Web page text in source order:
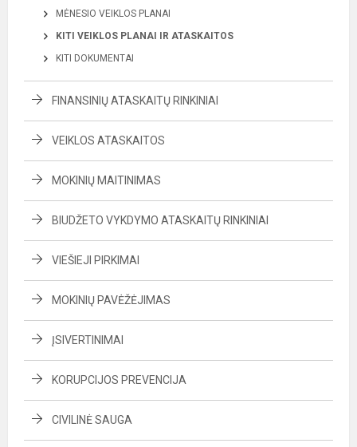
MĖNESIO VEIKLOS PLANAI
KITI VEIKLOS PLANAI IR ATASKAITOS
KITI DOKUMENTAI
FINANSINIŲ ATASKAITŲ RINKINIAI
VEIKLOS ATASKAITOS
MOKINIŲ MAITINIMAS
BIUDŽETO VYKDYMO ATASKAITŲ RINKINIAI
VIEŠIEJI PIRKIMAI
MOKINIŲ PAVĖŽĖJIMAS
ĮSIVERTINIMAI
KORUPCIJOS PREVENCIJA
CIVILINĖ SAUGA